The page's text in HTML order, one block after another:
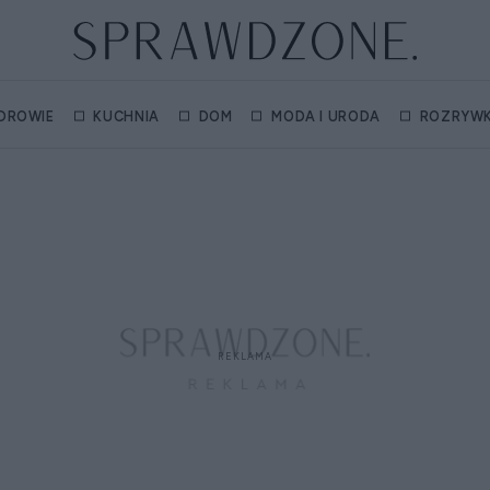
KUCHNIA DOM MODA I URODA